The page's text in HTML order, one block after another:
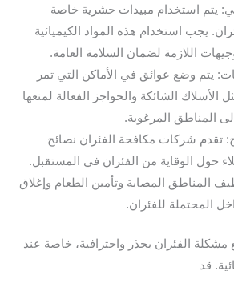
يتم استخدام مبيدات حشرية خاصة
يجب استخدام هذه المواد الكيميائية
اللازمة لضمان السلامة العامة.
يتم وضع عوائق في الأماكن التي تمر
الأسلاك الشائكة والحواجز الفعالة لمنعها
المناطق المرغوبة.
تقدم شركات مكافحة الفئران نصائح
حول الوقاية من الفئران في المستقبل.
المناطق المصابة وتأمين الطعام وإغلاق
المحتملة للفئران.
الفئران بحذر واحترافية، خاصة عند
قد